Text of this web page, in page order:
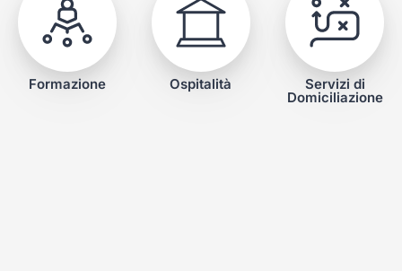
Formazione Ospitalità Servizi di
Domiciliazione